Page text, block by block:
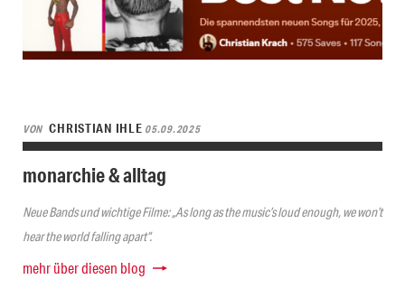
VON CHRISTIAN IHLE 05.09.2025
monarchie & alltag
Neue Bands und wichtige Filme: „As long as the music’s loud enough, we won’t
hear the world falling apart“.
mehr über diesen blog